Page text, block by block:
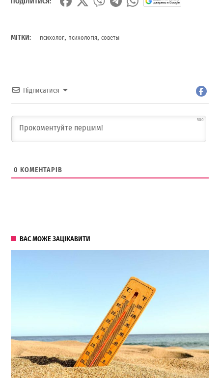
МІТКИ: психолог, психологія,советы
Підписатися
500
0 КОМЕНТАРІВ
ВАС МОЖЕ ЗАЦІКАВИТИ